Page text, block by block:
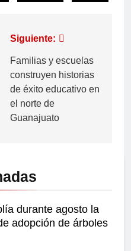
Siguiente:
Familias y escuelas
construyen historias
de éxito educativo en
el norte de
Guanajuato
durante agosto la
adopción de árboles